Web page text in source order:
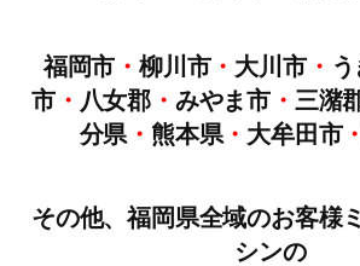
福岡市 ・柳川市・ 大川市・
市・ 八女郡・ みやま市・ 三潴
分県 ・ 熊本県・ 大牟田市
その他、福岡県全域のお客様
シンの